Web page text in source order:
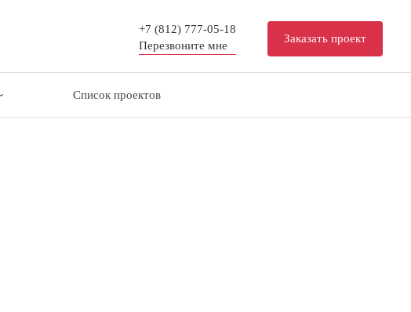
+7 (812) 777-05-18
Перезвоните мне
Заказать проект
Список проектов